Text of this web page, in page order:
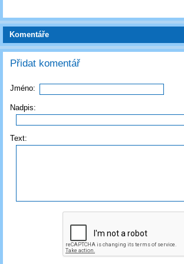
Komentáře
Přidat komentář
Jméno:
Nadpis:
Text: